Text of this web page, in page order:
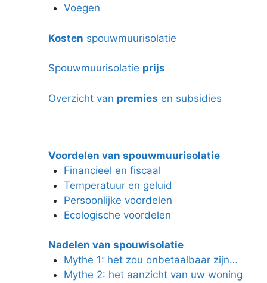
Voegen
Kosten spouwmuurisolatie
Spouwmuurisolatie prijs
Overzicht van premies en subsidies
Voordelen van spouwmuurisolatie
Financieel en fiscaal
Temperatuur en geluid
Persoonlijke voordelen
Ecologische voordelen
Nadelen van spouwisolatie
Mythe 1: het zou onbetaalbaar zijn…
Mythe 2: het aanzicht van uw woning